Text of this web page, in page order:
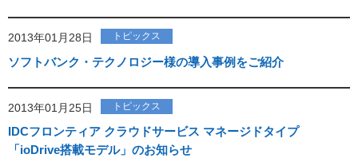
2013年01月28日 トピックス
ソフトバンク・テクノロジー様の導入事例をご紹介
2013年01月25日 トピックス
IDCフロンティア クラウドサービス マネージドタイプ
「ioDrive搭載モデル」のお知らせ